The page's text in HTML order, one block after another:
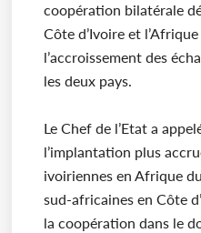
coopération bilatérale
Côte d’Ivoire et
l’accroissement des
les deux pays.
Le Chef de l’Etat a
l’implantation plus
ivoiriennes en Afrique
sud-africaines en Côte
la coopération dans le